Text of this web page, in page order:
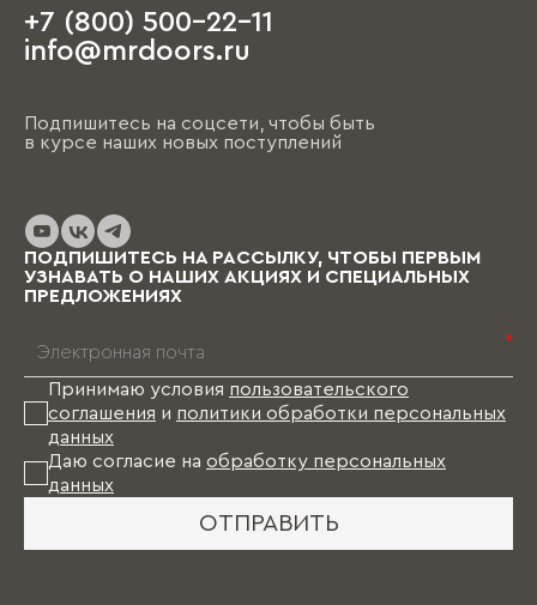
+7 (800) 500-22-11
info@mrdoors.ru
Подпишитесь на соцсети, чтобы быть
в курсе наших новых поступлений
ПОДПИШИТЕСЬ НА РАССЫЛКУ, ЧТОБЫ ПЕРВЫМ
УЗНАВАТЬ О НАШИХ АКЦИЯХ И СПЕЦИАЛЬНЫХ
ПРЕДЛОЖЕНИЯХ
*
Принимаю условия пользовательского
соглашения и политики обработки персональных
данных
Даю согласие на обработку персональных
данных
ОТПРАВИТЬ